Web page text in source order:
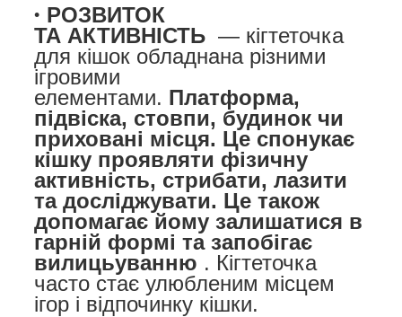
РОЗВИТОК
ТА АКТИВНІСТЬ — кігтеточка
для кішок обладнана різними
ігровими
елементами. Платформа,
підвіска, стовпи, будинок чи
приховані місця. Це спонукає
кішку проявляти фізичну
активність, стрибати, лазити
та досліджувати. Це також
допомагає йому залишатися в
гарній формі та запобігає
вилицьуванню . Кігтеточка
часто стає улюбленим місцем
ігор і відпочинку кішки.